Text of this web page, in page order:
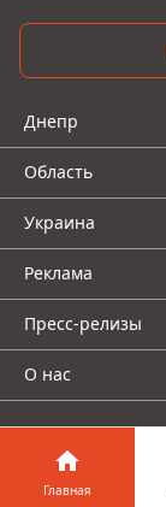
Днепр
Область
Украина
Реклама
Пресс-релизы
О нас
Главная